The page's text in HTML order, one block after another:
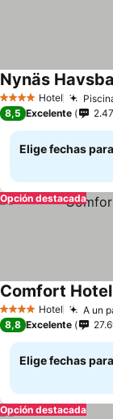
4 EstrellasHotel
Nynäs
8,5 Excelente
Elige fechas
Opción destacada
4 EstrellasHotel A un
Comfort
8,8 Excelente
Elige fechas
Opción destacada